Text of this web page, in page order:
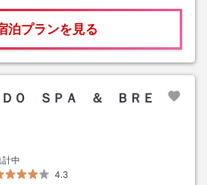
泊プランを見る
ＤＯ ＳＰＡ ＆ ＢＲＥ
計中
4.3